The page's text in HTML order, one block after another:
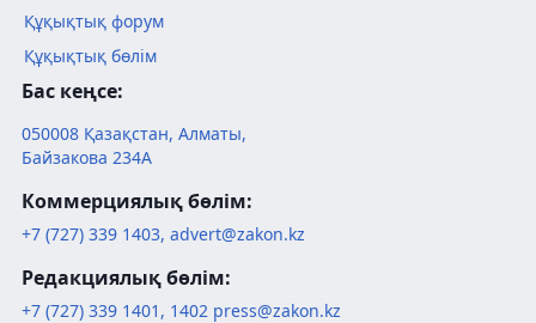
Құқықтық форум
Құқықтық бөлім
Бас кеңсе:
050008 Қазақстан, Алматы,
Байзакова 234А
Коммерциялық бөлім:
+7 (727) 339 1403, advert@zakon.kz
Редакциялық бөлім:
+7 (727) 339 1401 , 1402 press@zakon.kz